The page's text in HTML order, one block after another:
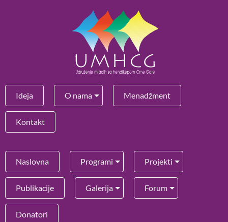
Ideja O nama Menadžment
Kontakt
Naslovna Programi Projekti
Publikacije Galerija Forum
Donatori